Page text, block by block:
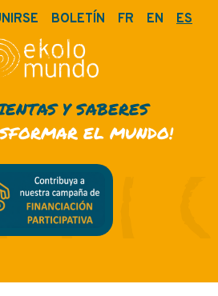
BOLETÍN FR EN ES
Y SABERES
EL MUNDO!